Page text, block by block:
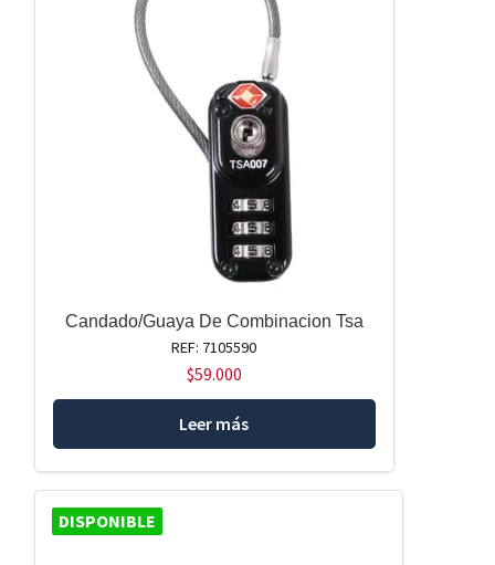
Candado/Guaya De Combinacion Tsa
REF: 7105590
$59.000
Leer más
DISPONIBLE